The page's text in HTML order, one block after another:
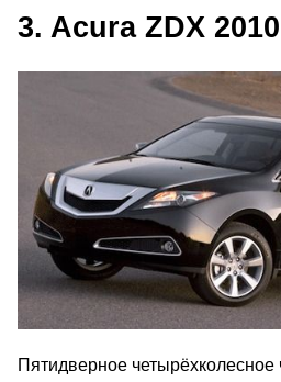
3. Acura ZDX 2010
Пятидверное